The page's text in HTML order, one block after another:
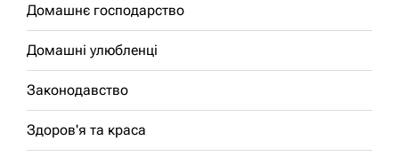
Домашнє господарство
Домашні улюбленці
Законодавство
Здоров'я та краса